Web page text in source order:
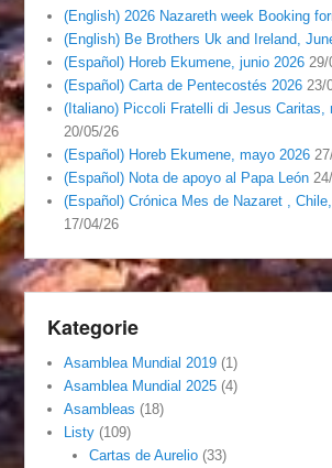
(English) 2026 Nazareth week Booking
(English) Be Brothers Uk and Ireland,
(Español) Horeb Ekumene, junio 2026 29/
(Español) Carta de Pentecostés 2026 23/
(Italiano) Piccoli Fratelli di Jesus Caritas,
20/05/26
(Español) Horeb Ekumene, mayo 2026
(Español) Nota de apoyo al Papa León
(Español) Crónica Mes de Nazaret ,
17/04/26
Kategorie
Asamblea Mundial 2019 (1)
Asamblea Mundial 2025 (4)
Asambleas (18)
Listy (109)
Cartas de Aurelio(33)